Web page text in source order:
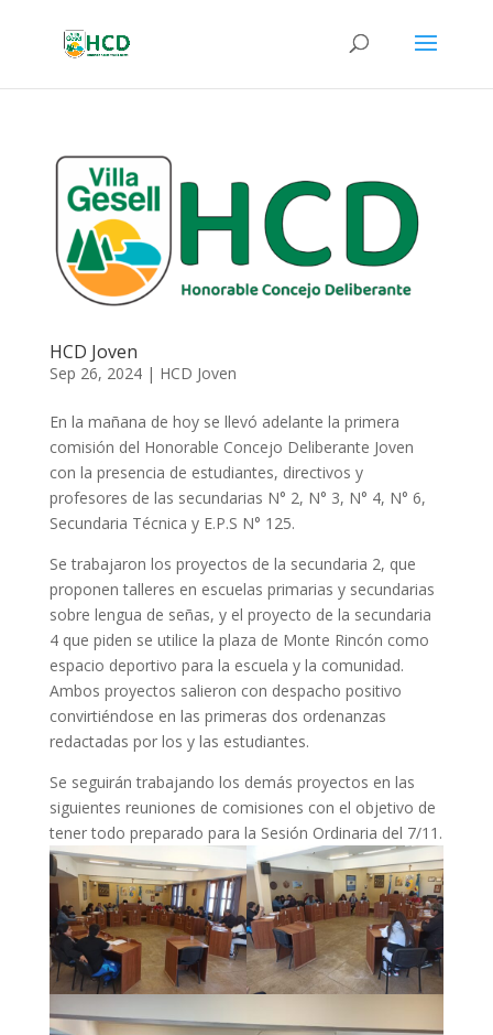
HCD Joven
Sep 26, 2024| HCD Joven
En la mañana de hoy se llevó adelante la primera
comisión del Honorable Concejo Deliberante Joven
con la presencia de estudiantes, directivos y
profesores de las secundarias N° 2, N° 3, N° 4, N° 6,
Secundaria Técnica y E.P.S N° 125.
Se trabajaron los proyectos de la secundaria 2, que
proponen talleres en escuelas primarias y secundarias
sobre lengua de señas, y el proyecto de la secundaria
4 que piden se utilice la plaza de Monte Rincón como
espacio deportivo para la escuela y la comunidad.
Ambos proyectos salieron con despacho positivo
convirtiéndose en las primeras dos ordenanzas
redactadas por los y las estudiantes.
Se seguirán trabajando los demás proyectos en las
siguientes reuniones de comisiones con el objetivo de
tener todo preparado para la Sesión Ordinaria del 7/11.